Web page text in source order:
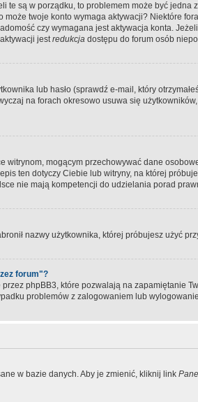
te są w porządku, to problemem może być jedna
twoje konto wymaga aktywacji? Niektóre
czy wymagana jest aktywacja konta.
jestredukcja dostępu do forum osób
lub hasło (sprawdź e-mail, który
na forach okresowo usuwa się
mogącym przechowywać dane
ten dotyczy Ciebie lub witryny, na której
nie mają kompetencji do udzielania porad
nazwy użytkownika, której próbujesz użyć
forum"?
phpBB3, które pozwalają na zapamiętanie
problemów z zalogowaniem lub
w bazie danych. Aby je zmienić, kliknij link